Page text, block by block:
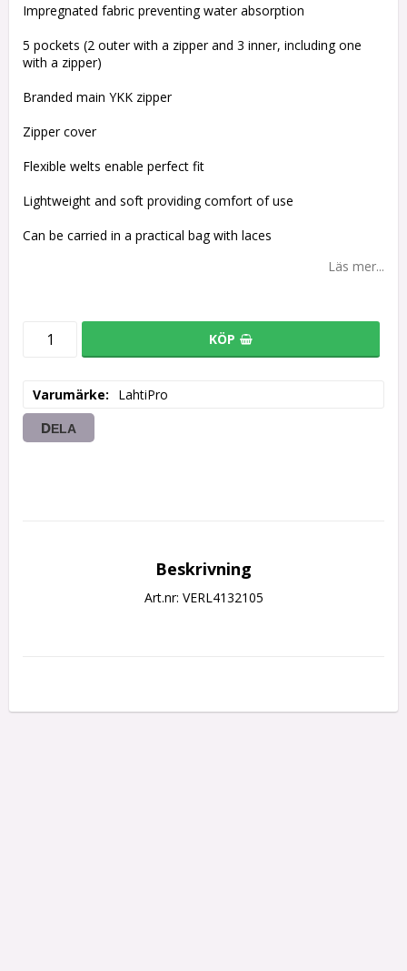
Impregnated fabric preventing water absorption
5 pockets (2 outer with a zipper and 3 inner, including one
with a zipper)
Branded main YKK zipper
Zipper cover
Flexible welts enable perfect fit
Lightweight and soft providing comfort of use
Can be carried in a practical bag with laces
Läs mer...
KÖP
Varumärke LahtiPro
DELA
Beskrivning
Art.nr: VERL4132105